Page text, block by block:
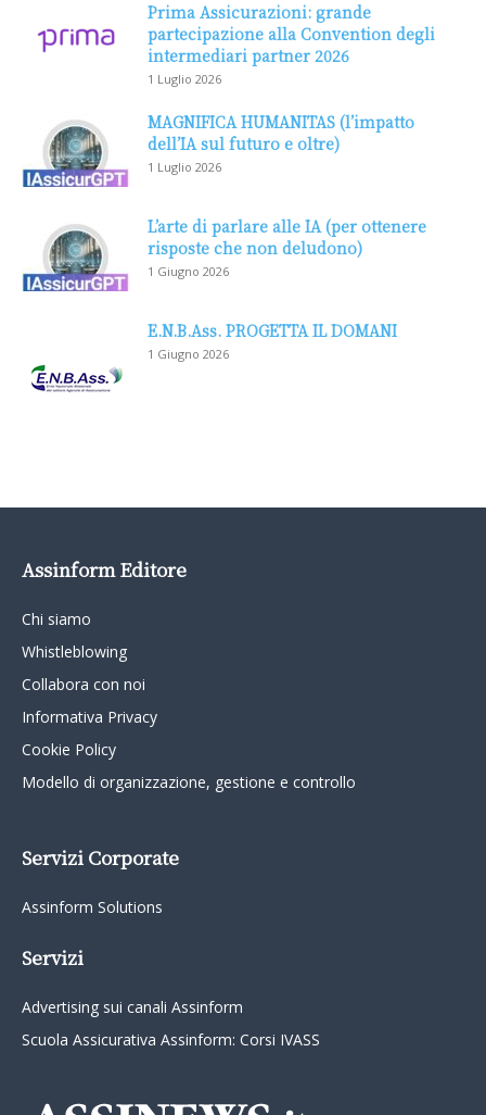
Prima Assicurazioni: grande
partecipazione alla Convention degli
intermediari partner 2026
1 Luglio 2026
MAGNIFICA HUMANITAS (l’impatto
dell’IA sul futuro e oltre)
1 Luglio 2026
L’arte di parlare alle IA (per ottenere
risposte che non deludono)
1 Giugno 2026
E.N.B.Ass. PROGETTA IL DOMANI
1 Giugno 2026
Assinform Editore
Chi siamo
Whistleblowing
Collabora con noi
Informativa Privacy
Cookie Policy
Modello di organizzazione, gestione e controllo
Servizi Corporate
Assinform Solutions
Servizi
Advertising sui canali Assinform
Scuola Assicurativa Assinform: Corsi IVASS